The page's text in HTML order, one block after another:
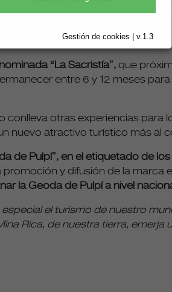
Gestión de cookies | v.1.3
de dicha bodega
procesos de elaboración y
“La Sacristía”, que
entre 6 y 12 meses
conlleva otras experiencias para
nuevo atractivo turístico más al
de Pulpí”, en el etiquetado de
y difusión de la marca
la Geoda de Pulpí a nivel
el turismo de nuestro
Rica, de nuestra tierra,